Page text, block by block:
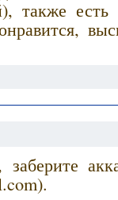
есть